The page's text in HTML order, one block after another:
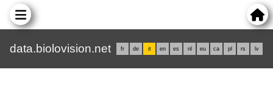
data.biolovision.net fr de it en es nl eu ca pl rs lv